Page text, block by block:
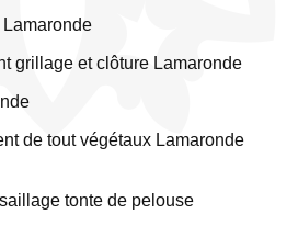
grillage et clôture Lamaronde
de tout végétaux Lamaronde
tonte de pelouse